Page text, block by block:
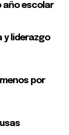
año escolar
y liderazgo
por